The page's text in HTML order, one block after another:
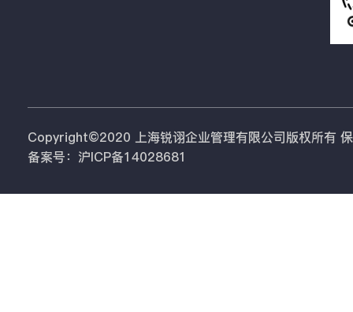
Copyright©2020 上海锐诩企业管理有限公司版权所有
备案号：沪ICP备14028681